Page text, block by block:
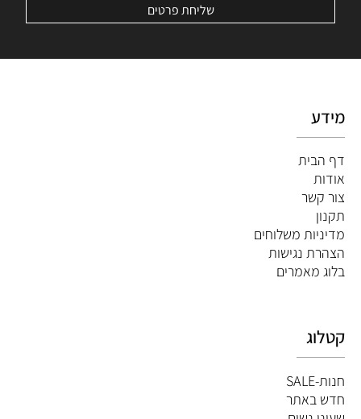
מידע
דף הבית
אודות
צור קשר
תקנון
מדיניות משלוחים
הצהרת נגישות
בלוג מאמרים
קטלוג
חנות-SALE
חדש באתר